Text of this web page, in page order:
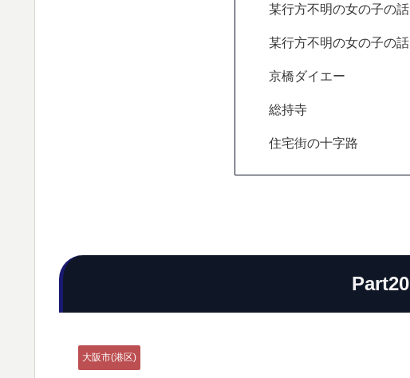
某行方不明の女の子の話
某行方不明の女の子の話
京橋ダイエー
総持寺
住宅街の十字路
Part20
大阪市(港区)